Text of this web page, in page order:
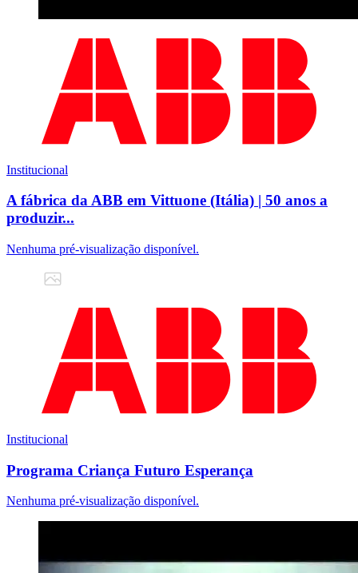
Institucional
A fábrica da ABB em Vittuone (Itália) | 50 anos a
produzir...
Nenhuma pré-visualização disponível.
Institucional
Programa Criança Futuro Esperança
Nenhuma pré-visualização disponível.